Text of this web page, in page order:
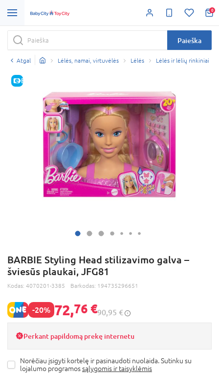
0
Paieška
Atgal Lėlės, namai, virtuvėlės Lėlės Lėlės ir lėlių rinkiniai
E-KAINA
BARBIE Styling Head stilizavimo galva –
šviesūs plaukai, JFG81
Kodas: 4070201-3385 Barkodas: 194735296651
-20% 72,76 €90,95 €
Perkant papildomą prekę internetu
Norėčiau įsigyti kortelę ir pasinaudoti nuolaida. Sutinku su
lojalumo programossąlygomis ir taisyklėmis